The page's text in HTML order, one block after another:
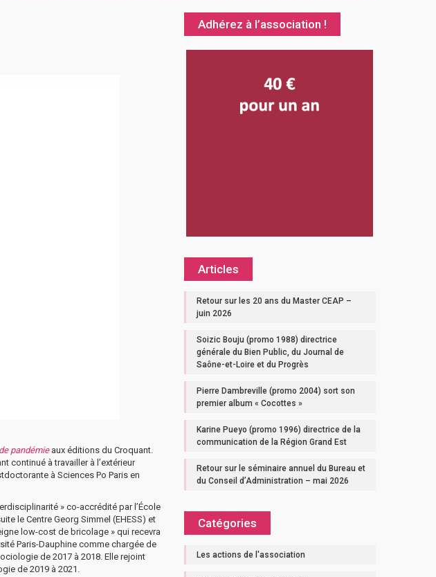
pandémieaux éditions du Croquant.
continué à travailler à l’extérieur
à Sciences Po Paris en
» co-accrédité par l’École
le Centre Georg Simmel (EHESS) et
low-cost de bricolage » qui recevra
Paris-Dauphine comme chargée de
de 2017 à 2018. Elle rejoint
de 2019 à 2021.
Adhérez à l’association !
Articles
Retour sur les 20 ans du Master CEAP –
juin 2026
Soizic Bouju (promo 1988) directrice
générale du Bien Public, du Journal de
Saône-et-Loire et du Progrès
Pierre Dambreville (promo 2004) sort son
premier album « Cocottes »
Karine Pueyo (promo 1996) directrice de la
communication de la Région Grand Est
Retour sur le séminaire annuel du Bureau et
du Conseil d’Administration – mai 2026
Catégories
Les actions de l'association